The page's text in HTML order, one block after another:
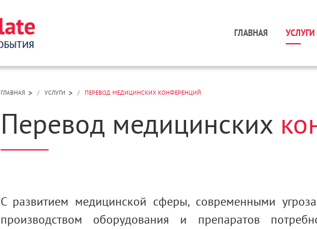
ГЛАВНАЯ УСЛУГИ
ГЛАВНАЯ > УСЛУГИ > ПЕРЕВОД МЕДИЦИНСКИХ КОНФЕРЕНЦИЙ
Перевод медицинских
С развитием медицинской сферы, современными
производством оборудования и препаратов